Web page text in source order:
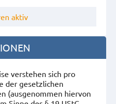
aktiv
verstehen sich pro
der gesetzlichen
(ausgenommen hiervon